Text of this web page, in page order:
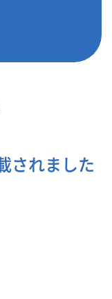
されました